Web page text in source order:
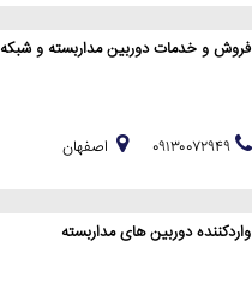
فروش و خدمات دوربین مداربسته و شبکه
اصفهان
واردکننده دوربین های مداربسته